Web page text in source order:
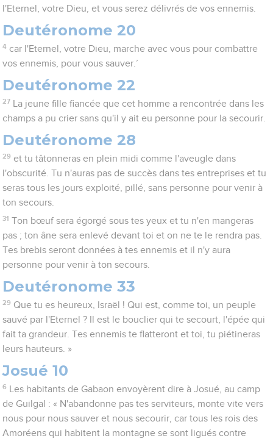
l'Eternel, votre Dieu, et vous serez délivrés de vos ennemis.
Deutéronome 20
4 car l'Eternel, votre Dieu, marche avec vous pour combattre
vos ennemis, pour vous sauver.’
Deutéronome 22
27
La jeune fille fiancée que cet homme a rencontrée dans les
champs a pu crier sans qu'il y ait eu personne pour la secourir.
Deutéronome 28
29 et tu tâtonneras en plein midi comme l'aveugle dans
l'obscurité. Tu n'auras pas de succès dans tes entreprises et tu
seras tous les jours exploité, pillé, sans personne pour venir à
ton secours.
31 Ton bœuf sera égorgé sous tes yeux et tu n'en mangeras
pas ; ton âne sera enlevé devant toi et on ne te le rendra pas.
Tes brebis seront données à tes ennemis et il n'y aura
personne pour venir à ton secours.
Deutéronome 33
29 Que tu es heureux, Israël ! Qui est, comme toi, un peuple
sauvé par l'Eternel ? Il est le bouclier qui te secourt, l'épée qui
fait ta grandeur. Tes ennemis te flatteront et toi, tu piétineras
leurs hauteurs. »
Josué 10
6
Les habitants de Gabaon envoyèrent dire à Josué, au camp
de Guilgal : « N'abandonne pas tes serviteurs, monte vite vers
nous pour nous sauver et nous secourir, car tous les rois des
Amoréens qui habitent la montagne se sont ligués contre